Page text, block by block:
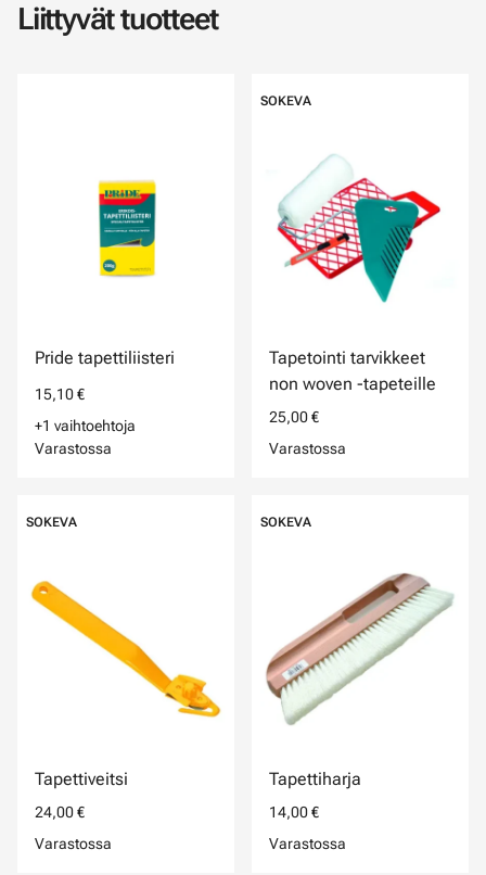
Liittyvät tuotteet
Pride tapettiliisteri
15,10 €
+1 vaihtoehtoja
Varastossa
SOKEVA
Tapetointi tarvikkeet
non woven -tapeteille
25,00 €
Varastossa
SOKEVA
Tapettiveitsi
24,00 €
Varastossa
SOKEVA
Tapettiharja
14,00 €
Varastossa